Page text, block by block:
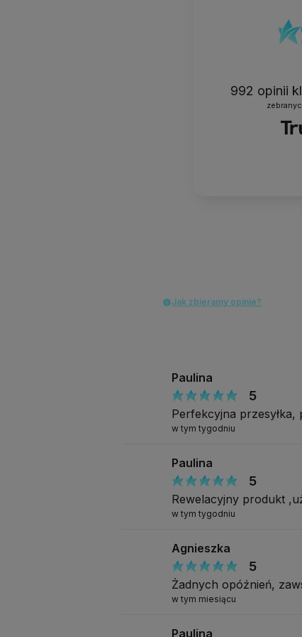
992 opinii
Jak zbieramy opinie?
Paulina
5
Perfekcyjna przesyłka,
w tym tygodniu
Paulina
5
Rewelacyjny produkt
w tym tygodniu
Agnieszka
5
Żadnych opóźnień,
w tym miesiącu
Paulina